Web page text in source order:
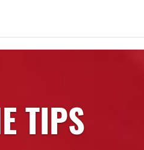
TIPS